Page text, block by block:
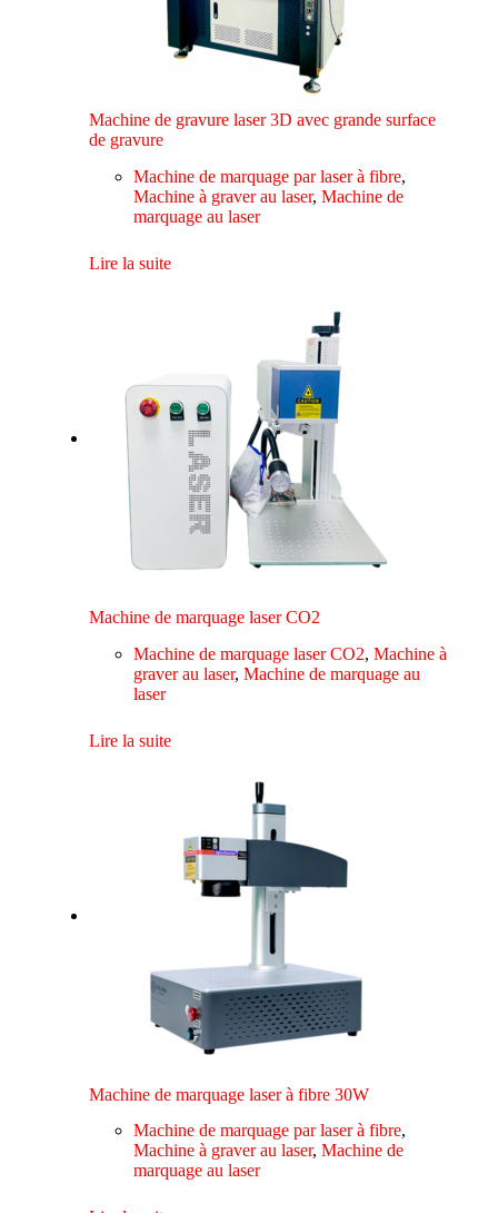
Machine de gravure laser 3D avec grande surface
de gravure
Machine de marquage par laser à fibre,
Machine à graver au laser,Machine de
marquage au laser
Lire la suite
Machine de marquage laser CO2
Machine de marquage laser CO2,Machine à
graver au laser,Machine de marquage au
laser
Lire la suite
Machine de marquage laser à fibre 30W
Machine de marquage par laser à fibre,
Machine à graver au laser,Machine de
marquage au laser